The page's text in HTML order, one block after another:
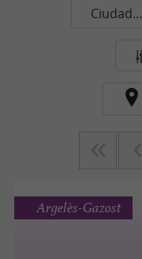
Ciudad...
Argelès-Gazost